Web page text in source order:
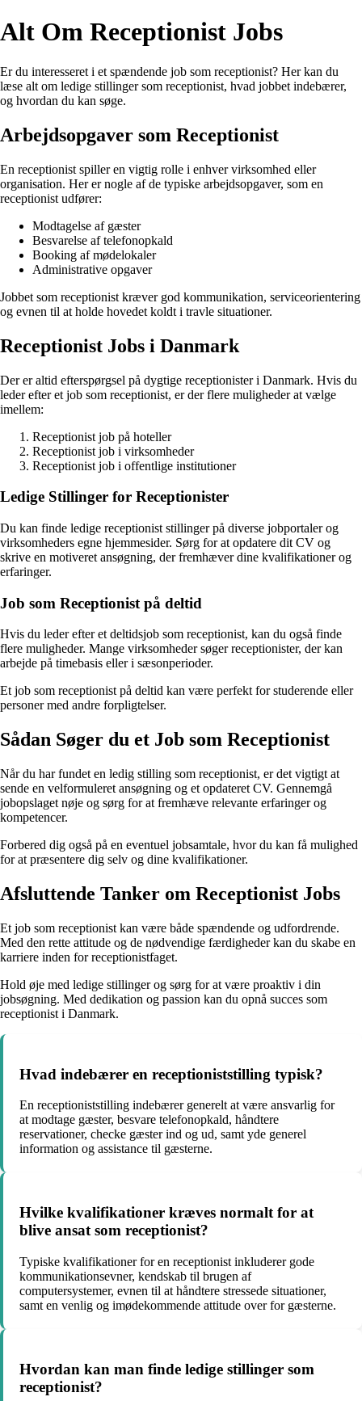
Alt Om Receptionist Jobs
Er du interesseret i et spændende job som receptionist? Her kan du
læse alt om ledige stillinger som receptionist, hvad jobbet indebærer,
og hvordan du kan søge.
Arbejdsopgaver som Receptionist
En receptionist spiller en vigtig rolle i enhver virksomhed eller
organisation. Her er nogle af de typiske arbejdsopgaver, som en
receptionist udfører:
Modtagelse af gæster
Besvarelse af telefonopkald
Booking af mødelokaler
Administrative opgaver
Jobbet som receptionist kræver god kommunikation, serviceorientering
og evnen til at holde hovedet koldt i travle situationer.
Receptionist Jobs i Danmark
Der er altid efterspørgsel på dygtige receptionister i Danmark. Hvis du
leder efter et job som receptionist, er der flere muligheder at vælge
imellem:
Receptionist job på hoteller
Receptionist job i virksomheder
Receptionist job i offentlige institutioner
Ledige Stillinger for Receptionister
Du kan finde ledige receptionist stillinger på diverse jobportaler og
virksomheders egne hjemmesider. Sørg for at opdatere dit CV og
skrive en motiveret ansøgning, der fremhæver dine kvalifikationer og
erfaringer.
Job som Receptionist på deltid
Hvis du leder efter et deltidsjob som receptionist, kan du også finde
flere muligheder. Mange virksomheder søger receptionister, der kan
arbejde på timebasis eller i sæsonperioder.
Et job som receptionist på deltid kan være perfekt for studerende eller
personer med andre forpligtelser.
Sådan Søger du et Job som Receptionist
Når du har fundet en ledig stilling som receptionist, er det vigtigt at
sende en velformuleret ansøgning og et opdateret CV. Gennemgå
jobopslaget nøje og sørg for at fremhæve relevante erfaringer og
kompetencer.
Forbered dig også på en eventuel jobsamtale, hvor du kan få mulighed
for at præsentere dig selv og dine kvalifikationer.
Afsluttende Tanker om Receptionist Jobs
Et job som receptionist kan være både spændende og udfordrende.
Med den rette attitude og de nødvendige færdigheder kan du skabe en
karriere inden for receptionistfaget.
Hold øje med ledige stillinger og sørg for at være proaktiv i din
jobsøgning. Med dedikation og passion kan du opnå succes som
receptionist i Danmark.
Hvad indebærer en receptioniststilling typisk?
En receptioniststilling indebærer generelt at være ansvarlig for
at modtage gæster, besvare telefonopkald, håndtere
reservationer, checke gæster ind og ud, samt yde generel
information og assistance til gæsterne.
Hvilke kvalifikationer kræves normalt for at
blive ansat som receptionist?
Typiske kvalifikationer for en receptionist inkluderer gode
kommunikationsevner, kendskab til brugen af
computersystemer, evnen til at håndtere stressede situationer,
samt en venlig og imødekommende attitude over for gæsterne.
Hvordan kan man finde ledige stillinger som
receptionist?